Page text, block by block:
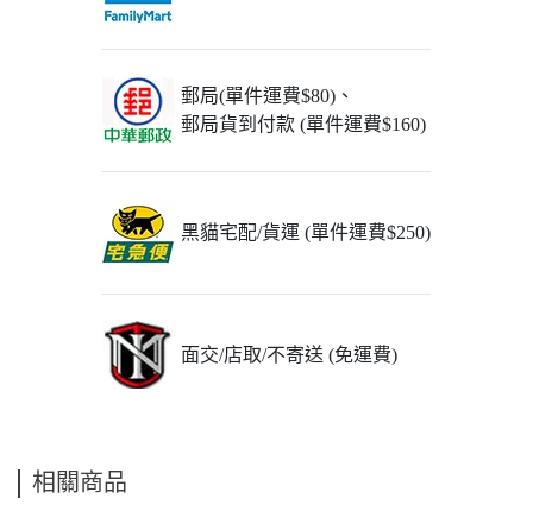
郵局(單件運費$80)、
郵局貨到付款 (單件運費$160)
黑貓宅配/貨運 (單件運費$250)
面交/店取/不寄送 (免運費)
相關商品